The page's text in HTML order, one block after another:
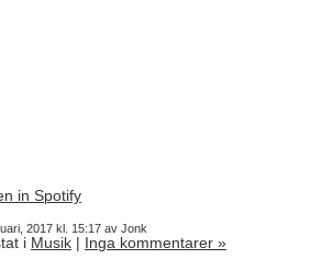
in Spotify
2017 kl. 15:17 av Jonk
i Musik Inga kommentarer »